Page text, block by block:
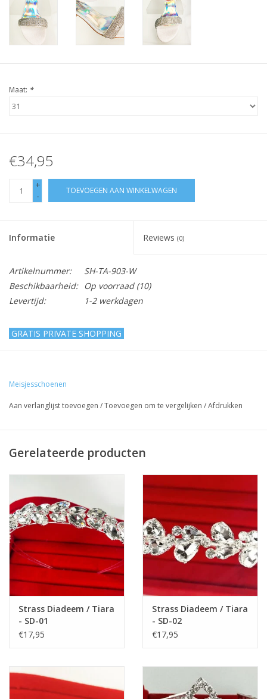
Maat: *
€34,95
+
-
TOEVOEGEN AAN WINKELWAGEN
Informatie Reviews (0)
Artikelnummer:
SH-TA-903-W
Beschikbaarheid:
Op voorraad(10)
Levertijd:
1-2 werkdagen
GRATIS PRIVATE SHOPPING
- wit
Lief, schattig open meisjesschoen om een feestjurkje of een
adviseren wij u de maat van de voeten van uw kind op te
Meet de afstand van de hiel tot het puntje van de grote teen, dit
is de voetlengte in centimeters.
Let op:
Voetlengte is niet hetzelfde als de lengte van de schoen. U
moet nog 1 cm erbij tellen, zodat u de maat van de schoen
hebt.
Bijv. lengte van de voetjes van hiel tot de grote teen is 19 cm,
tel er 1 cm erbij, dus totaal heeft u dan 20 cm. Kies de
schoenmaat die 20 cm is.
Zie de lengtematen van de schoenen:
Maat 33: 21,5 cm
Maat 34: 22 cm
Meisjesschoenen
Aan verlanglijst toevoegen /Toevoegen om te vergelijken /Afdrukken
Gerelateerde producten
Strass Diadeem / Tiara
- SD-01
€17,95
Strass Diadeem / Tiara
- SD-02
€17,95